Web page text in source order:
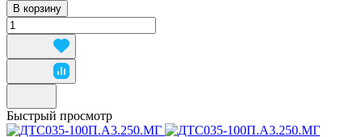
В корзину
Быстрый просмотр